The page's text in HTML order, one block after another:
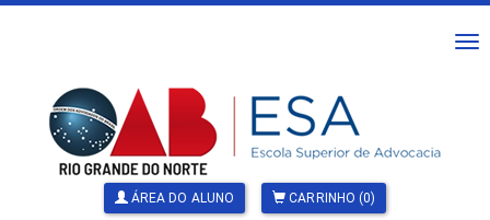
ÁREA DO ALUNO CARRINHO (0)